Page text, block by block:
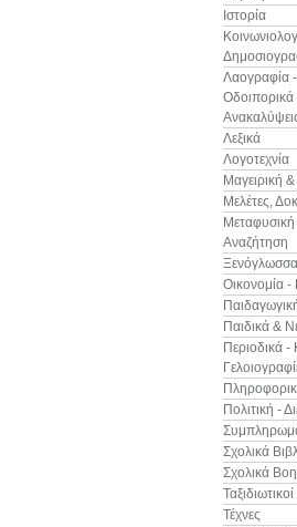
Ιστορία
Λαογραφία
Οδοιπορικά
Λεξικά
Λογοτεχνία
Μαγειρική
Μελέτες,
Αναζήτηση
Ξενόγλωσσα
Οικονομία -
Παιδικά &
Περιοδικά -
Πολιτική -
Σχολικά
Σχολικά
Τέχνες